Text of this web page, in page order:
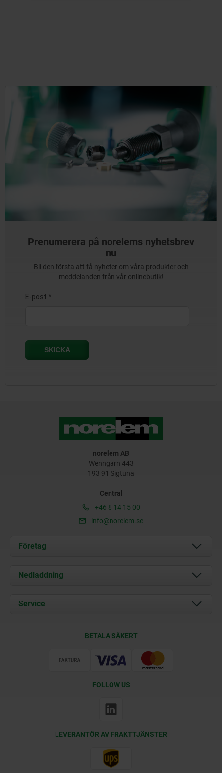
Prenumerera på norelems nyhetsbrev
nu
Bli den första att få nyheter om våra produkter och
meddelanden från vår onlinebutik!
norelem AB
Wenngarn 443
193 91 Sigtuna
Central
+46 8 14 15 00
info@norelem.se
Företag
Om oss
Kontakt
Nedladdning
Documents
Service
BETALA SÄKERT
FOLLOW US
LEVERANTÖR AV FRAKTTJÄNSTER